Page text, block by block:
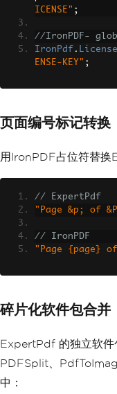
}
ICENSE" ;
//IronPDF-
IronPdf . License
ENSE-KEY" ;
页面编号标记转换
用IronPDF占位符替换
// ExpertPdf
"Page &p; of
// IronPDF
"Page {page}
碎片化软件包合并
ExpertPdf 的独立软件
PDFSplit、
中：